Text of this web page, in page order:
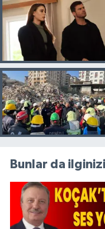
Bunlar da